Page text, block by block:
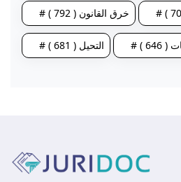
# خرق القانون ( 792 )
# التحيل ( 681 ) 646 )